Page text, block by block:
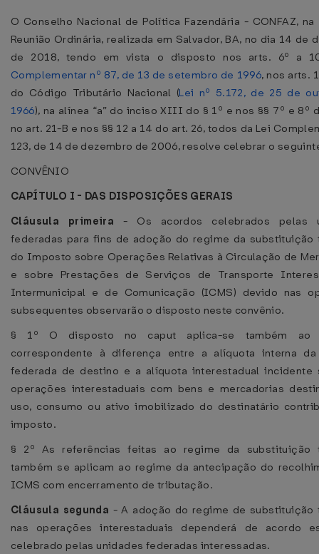
O Conselho Nacional de Política Fazendária - CONFAZ, na
Reunião Ordinária, realizada em Salvador, BA, no dia 14 de
de 2018, tendo em vista o disposto nos arts. 6º a
Complementar nº 87, de 13 de setembro de 1996, nos arts.
do Código Tributário Nacional (Lei nº 5.172, de 25 de
1966), na alínea “a” do inciso XIII do § 1º e nos §§ 7º e 8º
no art. 21-B e nos §§ 12 a 14 do art. 26, todos da Lei
123, de 14 de dezembro de 2006, resolve celebrar o
CONVÊNIO
CAPÍTULO I - DAS DISPOSIÇÕES GERAIS
Cláusula primeira - Os acordos celebrados pelas
federadas para fins de adoção do regime da substituição
do Imposto sobre Operações Relativas à Circulação de
e sobre Prestações de Serviços de Transporte
Intermunicipal e de Comunicação (ICMS) devido nas
subsequentes observarão o disposto neste convênio.
§ 1º O disposto no caput aplica-se também ao
correspondente à diferença entre a alíquota interna da
federada de destino e a alíquota interestadual incidente
operações interestaduais com bens e mercadorias
uso, consumo ou ativo imobilizado do destinatário
imposto.
§ 2º As referências feitas ao regime da substituição
também se aplicam ao regime da antecipação do
ICMS com encerramento de tributação.
Cláusula segunda - A adoção do regime de substituição
nas operações interestaduais dependerá de acordo
celebrado pelas unidades federadas interessadas.